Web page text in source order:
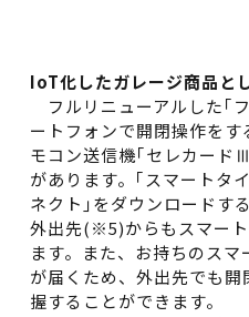
IoT化したガレージ商品と
フルリニューアルした｢
ートフォンで開閉操作を
モコン送信機｢セレカード
があります。｢スマートタ
ネクト｣をダウンロードす
外出先(※5)からもスマー
ます。また、お持ちのス
が届くため、外出先でも
握することができます。